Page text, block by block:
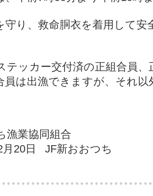
守り、救命胴衣を着用して安
ッカー交付済の正組合員、
員は出漁できますが、それ
漁業協同組合
月20日 JF新おおつち